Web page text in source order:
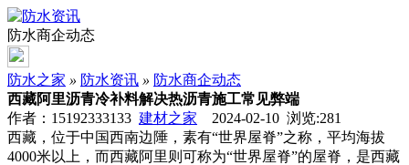
防水商企动态
防水之家 » 防水资讯 » 防水商企动态
西藏阿里沥青冷补料解决热沥青施工常见弊端
作者：15192333133 建材之家 2024-02-10 浏览:281
西藏，位于中国西南边陲，素有“世界屋脊”之称，平均海拔
4000米以上，而西藏阿里则可称为“世界屋脊”的屋脊，是西藏